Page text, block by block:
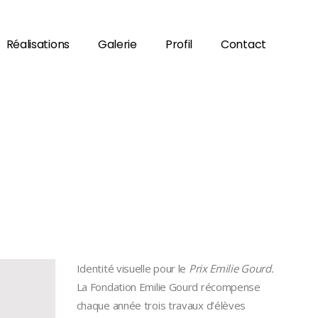
Réalisations Galerie Profil Contact
Identité visuelle pour le Prix Emilie Gourd.
La Fondation Emilie Gourd récompense
chaque année trois travaux d’élèves